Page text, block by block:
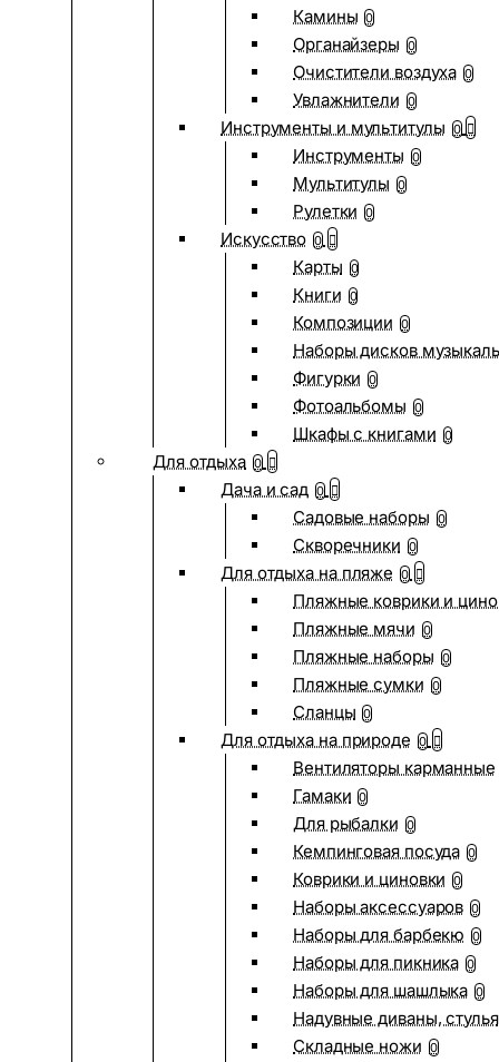
Камины 0
Органайзеры 0
Очистители воздуха 0
Увлажнители 0
Инструменты и мультитулы 0
Инструменты 0
Мультитулы 0
Рулетки 0
Искусство 0
Карты 0
Книги 0
Композиции 0
Наборы дисков
Фигурки 0
Фотоальбомы 0
Шкафы с книгами 0
Для отдыха 0
Дача и сад 0
Садовые наборы 0
Скворечники 0
Для отдыха на пляже 0
Пляжные коврики и
Пляжные мячи 0
Пляжные наборы 0
Пляжные сумки 0
Сланцы 0
Для отдыха на природе 0
Вентиляторы карманные
Гамаки 0
Для рыбалки 0
Кемпинговая посуда 0
Коврики и циновки 0
Наборы аксессуаров 0
Наборы для барбекю 0
Наборы для пикника 0
Наборы для шашлыка 0
Надувные диваны, стулья
Складные ножи 0